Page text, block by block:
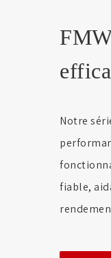
Notre
fiable,